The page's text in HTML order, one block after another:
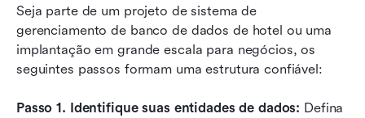
Seja parte de um projeto de sistema de
gerenciamento de banco de dados de hotel ou uma
implantação em grande escala para negócios, os
seguintes passos formam uma estrutura confiável:
Passo 1. Identifique suas entidades de dados: Defina